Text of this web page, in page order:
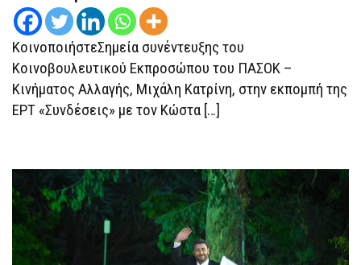
ΚοινοποιήστεΣημεία συνέντευξης του
Κοινοβουλευτικού Εκπροσώπου του ΠΑΣΟΚ –
Κινήματος Αλλαγής, Μιχάλη Κατρίνη, στην εκπομπή της
ΕΡΤ «Συνδέσεις» με τον Κώστα […]